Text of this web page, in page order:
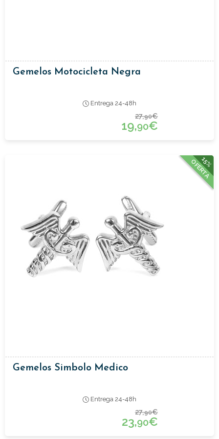
Gemelos Motocicleta Negra
Entrega 24-48h
27,90€
19,90€
15%
OFERTA
Gemelos Simbolo Medico
Entrega 24-48h
27,90€
23,90€